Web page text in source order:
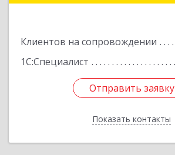
Клиентов на сопровождении
1С:Специалист
Отправить заявку
Показать контакты
Отправить заявку
Назад